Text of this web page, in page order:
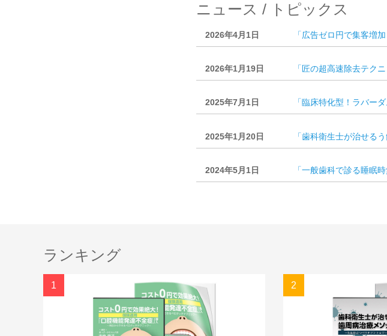
ニュース / トピックス
2026年4月1日 「広告ゼロ円で集客増
2026年1月19日 「匠の超高速除去テク
2025年7月1日 「臨床特化型！ラバー
2025年1月20日 「歯科衛生士が治せる
2024年5月1日 「一般歯科で診る睡眠
ランキング
1 2